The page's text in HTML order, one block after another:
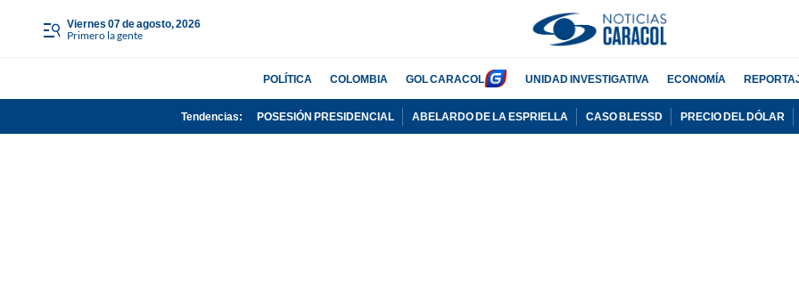
viernes 07 de agosto, 2026
Primero la gente
POLÍTICA COLOMBIA GOL CARACOL UNIDAD INVESTIGATIVA ECONOMÍA
Tendencias: POSESIÓN PRESIDENCIAL ABELARDO DE LA ESPRIELLA CASO BLESSD PRECIO DEL DÓLAR